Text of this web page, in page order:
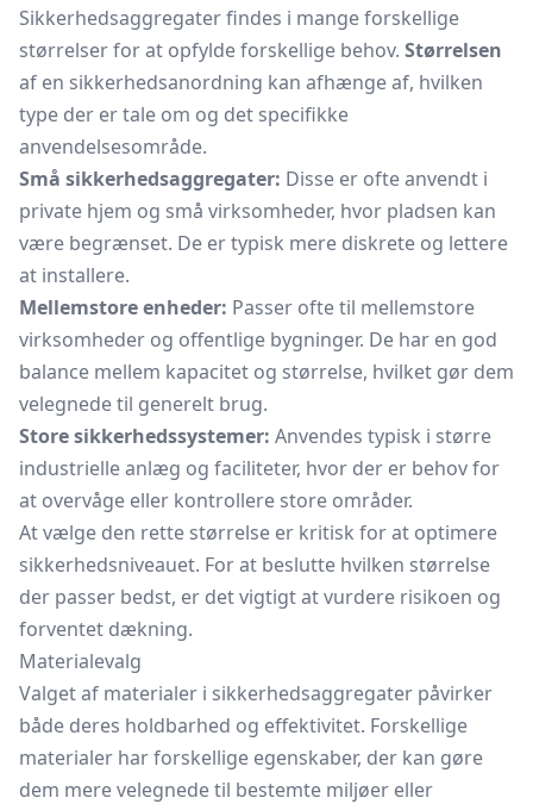
Sikkerhedsaggregater findes i mange forskellige
størrelser for at opfylde forskellige behov. Størrelsen
af en sikkerhedsanordning kan afhænge af, hvilken
type der er tale om og det specifikke
anvendelsesområde.
Små sikkerhedsaggregater: Disse er ofte anvendt i
private hjem og små virksomheder, hvor pladsen kan
være begrænset. De er typisk mere diskrete og lettere
at installere.
Mellemstore enheder: Passer ofte til mellemstore
virksomheder og offentlige bygninger. De har en god
balance mellem kapacitet og størrelse, hvilket gør dem
velegnede til generelt brug.
Store sikkerhedssystemer: Anvendes typisk i større
industrielle anlæg og faciliteter, hvor der er behov for
at overvåge eller kontrollere store områder.
At vælge den rette størrelse er kritisk for at optimere
sikkerhedsniveauet. For at beslutte hvilken størrelse
der passer bedst, er det vigtigt at vurdere risikoen og
forventet dækning.
Materialevalg
Valget af materialer i sikkerhedsaggregater påvirker
både deres holdbarhed og effektivitet. Forskellige
materialer har forskellige egenskaber, der kan gøre
dem mere velegnede til bestemte miljøer eller